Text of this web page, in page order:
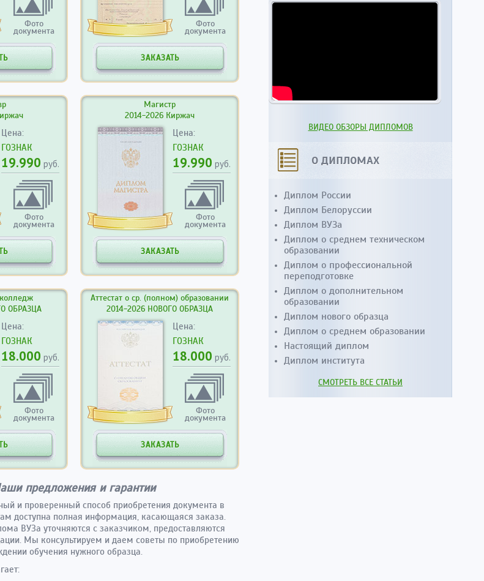
Фото
документа
Фото
документа
ЗАКАЗАТЬ
Цена:
ГОЗНАК
19.990 руб.
Фото
документа
Магистр
2014-2026 Киржач
Цена:
ГОЗНАК
19.990 руб.
Фото
документа
ЗАКАЗАТЬ
ОБРАЗЦА
Цена:
ГОЗНАК
18.000 руб.
Фото
документа
Аттестат о ср. (полном) образовании
2014-2026 НОВОГО ОБРАЗЦА
Цена:
ГОЗНАК
18.000 руб.
Фото
документа
ЗАКАЗАТЬ
предложения и гарантии
и проверенный способ приобретения документа в
доступна полная информация, касающаяся заказа.
ВУЗа уточняются с заказчиком, предоставляются
Мы консультируем и даем советы по приобретению
обучения нужного образца.
ВИДЕО ОБЗОРЫ ДИПЛОМОВ
О ДИПЛОМАХ
Диплом России
Диплом Белоруссии
Диплом ВУЗа
Диплом о среднем техническом
образовании
Диплом о профессиональной
переподготовке
Диплом о дополнительном
образовании
Диплом нового образца
Диплом о среднем образовании
Настоящий диплом
Диплом института
СМОТРЕТЬ ВСЕ СТАТЬИ